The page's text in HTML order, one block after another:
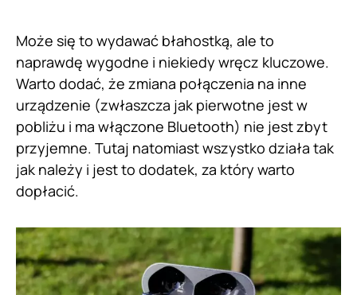
Może się to wydawać błahostką, ale to
naprawdę wygodne i niekiedy wręcz kluczowe.
Warto dodać, że zmiana połączenia na inne
urządzenie (zwłaszcza jak pierwotne jest w
pobliżu i ma włączone Bluetooth) nie jest zbyt
przyjemne. Tutaj natomiast wszystko działa tak
jak należy i jest to dodatek, za który warto
dopłacić.